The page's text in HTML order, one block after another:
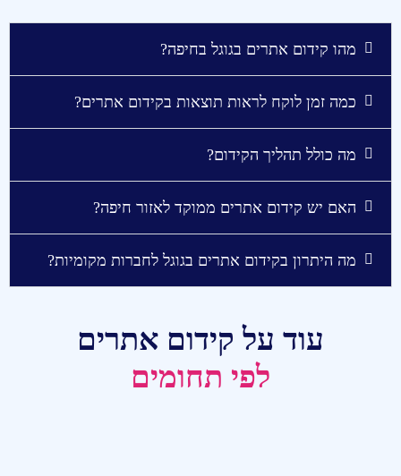
מהו קידום אתרים בגוגל בחיפה?
כמה זמן לוקח לראות תוצאות בקידום אתרים?
מה כולל תהליך הקידום?
האם יש קידום אתרים ממוקד לאזור חיפה?
מה היתרון בקידום אתרים בגוגל לחברות מקומיות?
עוד על קידום אתרים
לפי תחומים